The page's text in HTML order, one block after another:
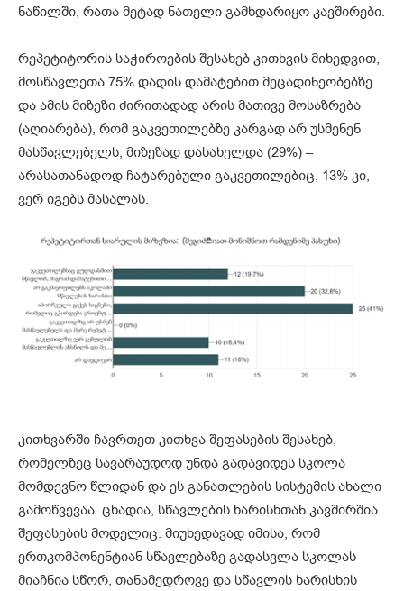
ნაწილში, რათა მეტად ნათელი გამხდარიყო კავშირები.
რეპეტიტორის საჭიროების შესახებ კითხვის მიხედვით,
მოსწავლეთა 75% დადის დამატებით მეცადინეობებზე
და ამის მიზეზი ძირითადად არის მათივე მოსაზრება
(აღიარება), რომ გაკვეთილებზე კარგად არ უსმენენ
მასწავლებელს, მიზეზად დასახელდა (29%) –
არასათანადოდ ჩატარებული გაკვეთილებიც, 13% კი,
ვერ იგებს მასალას.
კითხვარში ჩავრთეთ კითხვა შეფასების შესახებ,
რომელზეც სავარაუდოდ უნდა გადავიდეს სკოლა
მომდევნო წლიდან და ეს განათლების სისტემის ახალი
გამოწვევაა. ცხადია, სწავლების ხარისხთან კავშირშია
შეფასების მოდელიც. მიუხედავად იმისა, რომ
ერთკომპონენტიან სწავლებაზე გადასვლა სკოლას
მიაჩნია სწორ, თანამედროვე და სწავლის ხარისხის